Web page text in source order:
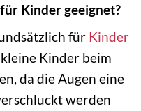
Kinder geeignet?
für Kinder
Kinder beim
da die Augen eine
werden